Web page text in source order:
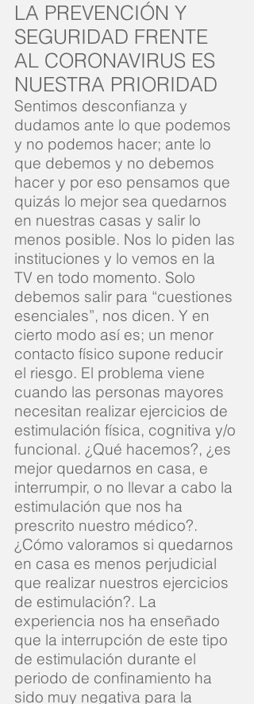
LA PREVENCIÓN Y
SEGURIDAD FRENTE
AL CORONAVIRUS ES
NUESTRA PRIORIDAD
Sentimos desconfianza y
dudamos ante lo que podemos
y no podemos hacer; ante lo
que debemos y no debemos
hacer y por eso pensamos que
quizás lo mejor sea quedarnos
en nuestras casas y salir lo
menos posible. Nos lo piden las
instituciones y lo vemos en la
TV en todo momento. Solo
debemos salir para “cuestiones
esenciales”, nos dicen. Y en
cierto modo así es; un menor
contacto físico supone reducir
el riesgo. El problema viene
cuando las personas mayores
necesitan realizar ejercicios de
estimulación física, cognitiva y/o
funcional. ¿Qué hacemos?, ¿es
mejor quedarnos en casa, e
interrumpir, o no llevar a cabo la
estimulación que nos ha
prescrito nuestro médico?.
¿Cómo valoramos si quedarnos
en casa es menos perjudicial
que realizar nuestros ejercicios
de estimulación?. La
experiencia nos ha enseñado
que la interrupción de este tipo
de estimulación durante el
periodo de confinamiento ha
sido muy negativa para la